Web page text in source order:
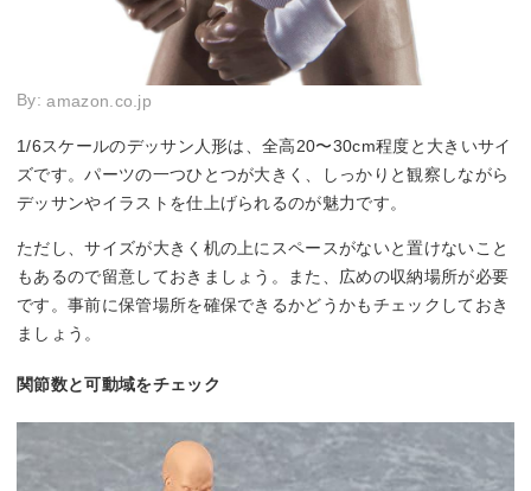
By:amazon.co.jp
1/6スケールのデッサン人形は、全高20〜30cm程度と大きいサイ
ズです。パーツの一つひとつが大きく、しっかりと観察しながら
デッサンやイラストを仕上げられるのが魅力です。
ただし、サイズが大きく机の上にスペースがないと置けないこと
もあるので留意しておきましょう。また、広めの収納場所が必要
です。事前に保管場所を確保できるかどうかもチェックしておき
ましょう。
関節数と可動域をチェック